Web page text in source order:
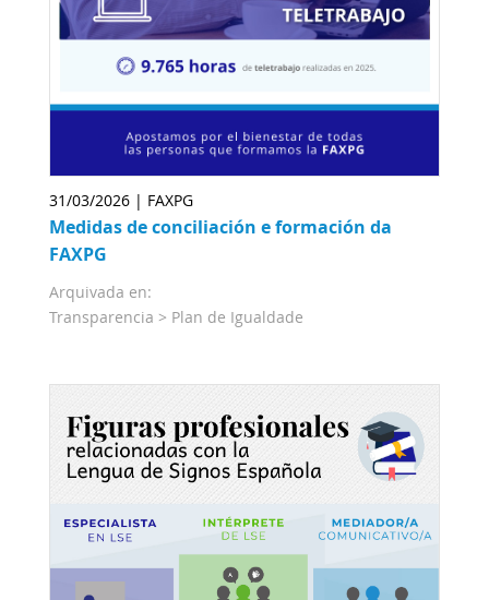
31/03/2026 | FAXPG
Medidas de conciliación e formación da
FAXPG
Arquivada en:
Transparencia > Plan de Igualdade